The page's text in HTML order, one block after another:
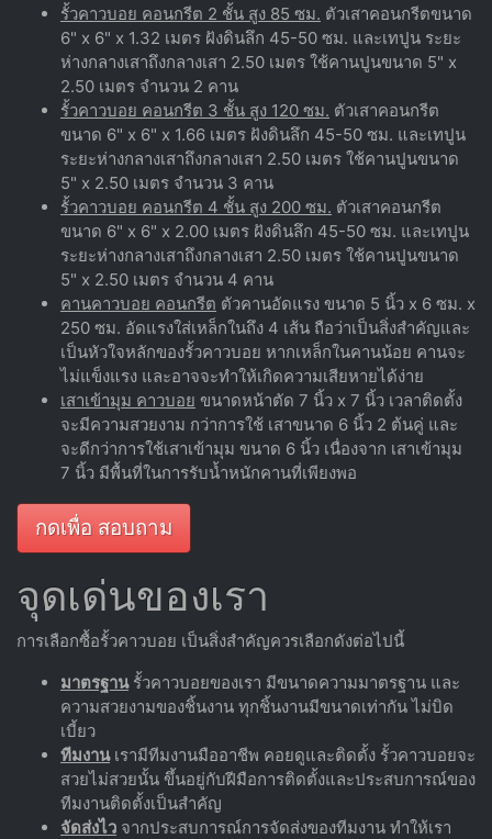
รั้วคาวบอย คอนกรีต 2 ชั้น สูง 85 ซม. ตัวเสาคอนกรีตขนาด
6" x 6" x 1.32 เมตร ฝังดินลึก 45-50 ซม. และเทปูน ระยะ
ห่างกลางเสาถึงกลางเสา 2.50 เมตร ใช้คานปูนขนาด 5" x
2.50 เมตร จำนวน 2 คาน
รั้วคาวบอย คอนกรีต 3 ชั้น สูง 120 ซม. ตัวเสาคอนกรีต
ขนาด 6" x 6" x 1.66 เมตร ฝังดินลึก 45-50 ซม. และเทปูน
ระยะห่างกลางเสาถึงกลางเสา 2.50 เมตร ใช้คานปูนขนาด
5" x 2.50 เมตร จำนวน 3 คาน
รั้วคาวบอย คอนกรีต 4 ชั้น สูง 200 ซม. ตัวเสาคอนกรีต
ขนาด 6" x 6" x 2.00 เมตร ฝังดินลึก 45-50 ซม. และเทปูน
ระยะห่างกลางเสาถึงกลางเสา 2.50 เมตร ใช้คานปูนขนาด
5" x 2.50 เมตร จำนวน 4 คาน
คานคาวบอย คอนกรีต ตัวคานอัดแรง ขนาด 5 นิ้ว x 6 ซม. x
250 ซม. อัดแรงใส่เหล็กในถึง 4 เส้น ถือว่าเป็นสิ่งสำคัญและ
เป็นหัวใจหลักของรั้วคาวบอย หากเหล็กในคานน้อย คานจะ
ไม่แข็งแรง และอาจจะทำให้เกิดความเสียหายได้ง่าย
เสาเข้ามุม คาวบอย ขนาดหน้าตัด 7 นิ้ว x 7 นิ้ว เวลาติดตั้ง
จะมีความสวยงาม กว่าการใช้ เสาขนาด 6 นิ้ว 2 ต้นคู่ และ
จะดีกว่าการใช้เสาเข้ามุม ขนาด 6 นิ้ว เนื่องจาก เสาเข้ามุม
7 นิ้ว มีพื้นที่ในการรับน้ำหนักคานที่เพียงพอ
กดเพื่อ สอบถาม
จุดเด่นของเรา
การเลือกซื้อรั้วคาวบอย เป็นสิ่งสำคัญควรเลือกดังต่อไปนี้
มาตรฐานรั้วคาวบอยของเรา มีขนาดความมาตรฐาน และ
ความสวยงามของชิ้นงาน ทุกชิ้นงานมีขนาดเท่ากัน ไม่บิด
เบี้ยว
ทีมงานเรามีทีมงานมืออาชีพ คอยดูและติดตั้ง รั้วคาวบอยจะ
สวยไม่สวยนั้น ขึ้นอยู่กับฝีมือการติดตั้งและประสบการณ์ของ
ทีมงานติดตั้งเป็นสำคัญ
จัดส่งไว จากประสบการณ์การจัดส่งของทีมงาน ทำให้เรา